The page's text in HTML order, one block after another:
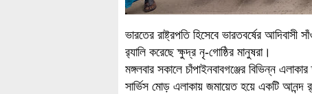
ভারতের রাষ্ট্রপতি হিসেবে ভারতবর্ষের আদিবাসী
র‌্যালি করেছে ক্ষুদ্র নৃ-গোষ্ঠির মানুষরা।
মঙ্গলবার সকালে চাঁপাইনবাবগঞ্জের বিভিন্ন
সার্ভিস মোড় এলাকায় জমায়েত হয়ে একটি আনন্দ